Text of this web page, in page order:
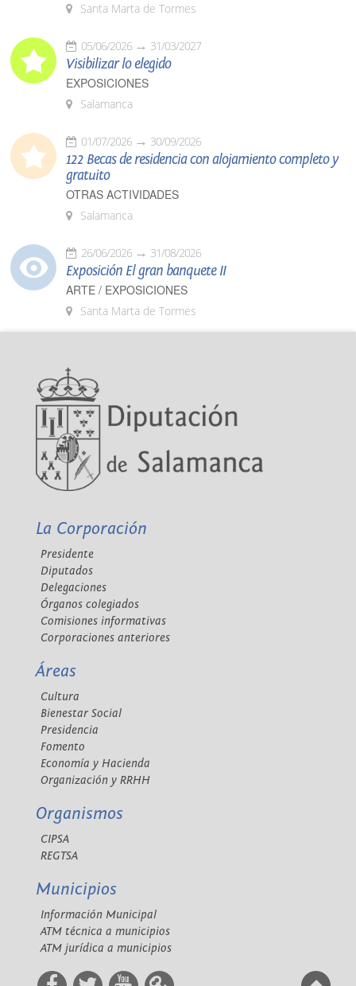
Santa Marta de Tormes
05/06/2026 31/03/2027
Visibilizar lo elegido
EXPOSICIONES
Salamanca
01/07/2026 30/09/2026
122 Becas de residencia con alojamiento completo y
gratuito
OTRAS ACTIVIDADES
Salamanca
26/06/2026 31/08/2026
Exposición El gran banquete II
ARTE / EXPOSICIONES
Santa Marta de Tormes
La Corporación
Presidente
Diputados
Delegaciones
Órganos colegiados
Comisiones informativas
Corporaciones anteriores
Áreas
Cultura
Bienestar Social
Presidencia
Fomento
Economía y Hacienda
Organización y RRHH
Organismos
CIPSA
REGTSA
Municipios
Información Municipal
ATM técnica a municipios
ATM jurídica a municipios